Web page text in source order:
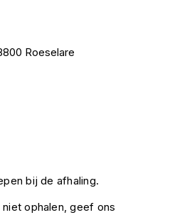
Roeselare
bij de afhaling.
ophalen, geef ons